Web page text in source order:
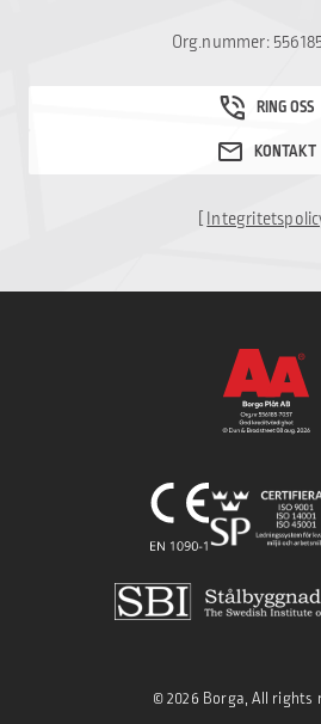
Org.nummer:
[
© 2026 Borga, All rights